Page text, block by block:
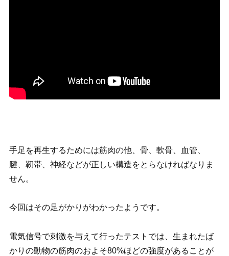
手足を再生するためには筋肉の他、骨、軟骨、血管、
腱、靭帯、神経などが正しい構造をとらなければなりま
せん。
今回はその足がかりがわかったようです。
電気信号で刺激を与えて行ったテストでは、生まれたば
かりの動物の筋肉のおよそ80%ほどの強度があることが